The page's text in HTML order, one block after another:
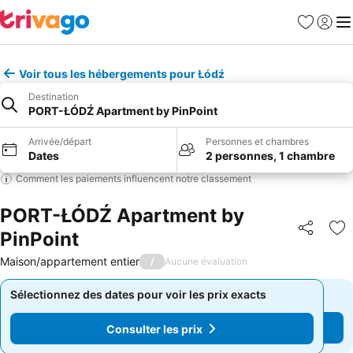
Favoris
Se
Voir tous les hébergements pour Łódź
Destination
PORT-ŁÓDŹ Apartment by PinPoint
Arrivée/départ
Dates
Personnes et chambres
2 personnes, 1 chambre
Comment les paiements influencent notre classement
PORT-ŁÓDŹ Apartment by
PinPoint
Partager
Maison/appartement entier / Aucune évaluation
Sélectionnez des dates pour voir les prix exacts
Consulter les prix
Sélectionnez des dates pour voir les prix exacts
Consulter les prix